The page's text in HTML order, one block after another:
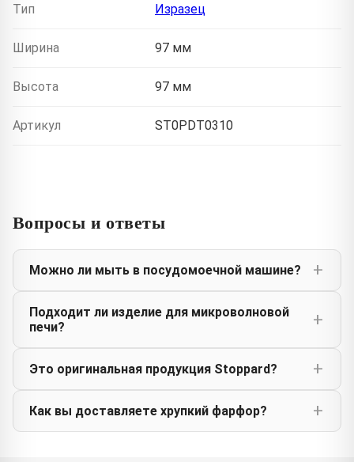
Тип Изразец
Ширина 97 мм
Высота 97 мм
Артикул ST0PDT0310
Вопросы и ответы
Можно ли мыть в посудомоечной машине?
Подходит ли изделие для микроволновой
печи?
Это оригинальная продукция Stoppard?
Как вы доставляете хрупкий фарфор?